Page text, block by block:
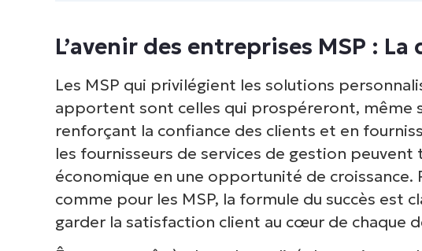
L’avenir des entreprises MSP :
Les MSP qui privilégient les solutions
apportent sont celles qui prospéreront, même
renforçant la confiance des clients et en
les fournisseurs de services de gestion
économique en une opportunité de croissance.
comme pour les MSP, la formule du succès est
garder la satisfaction client au cœur de chaque